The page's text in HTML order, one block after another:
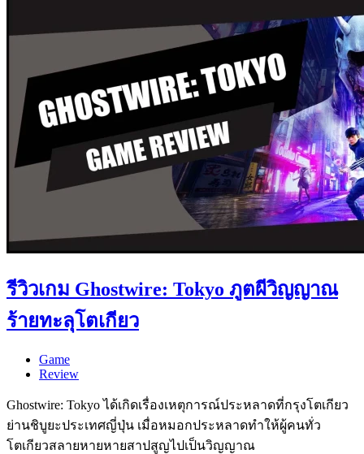
รีวิวเกม Ghostwire: Tokyo ภูตผีวิญญาณ
ร้ายทะลุโตเกียว
Game
Review
Ghostwire: Tokyo ได้เกิดเรื่องเหตุการณ์ประหลาดที่กรุงโตเกียว
ย่านชิบูยะประเทศญี่ปุ่น เมื่อหมอกประหลาดทำให้ผู้คนทั่ว
โตเกียวสลายหายหายสาปสูญไปเป็นวิญญาณ